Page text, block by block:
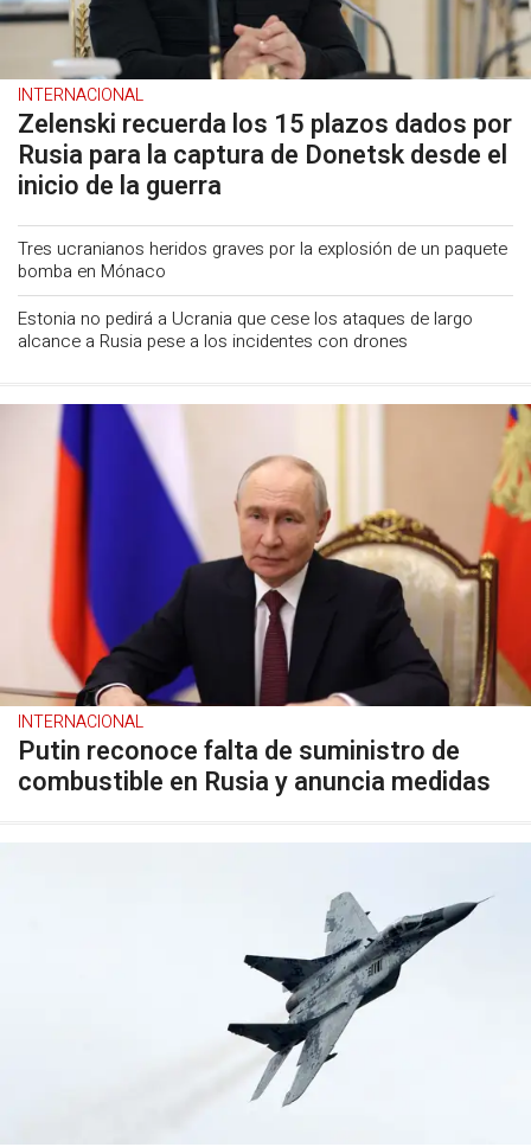
INTERNACIONAL
Zelenski recuerda los 15 plazos dados por
Rusia para la captura de Donetsk desde el
inicio de la guerra
Tres ucranianos heridos graves por la explosión de un paquete
bomba en Mónaco
Estonia no pedirá a Ucrania que cese los ataques de largo
alcance a Rusia pese a los incidentes con drones
INTERNACIONAL
Putin reconoce falta de suministro de
combustible en Rusia y anuncia medidas